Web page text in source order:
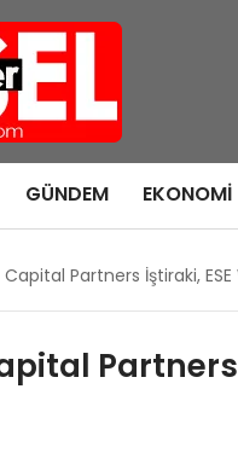
GÜNDEM EKONOMI
Partners İştiraki,